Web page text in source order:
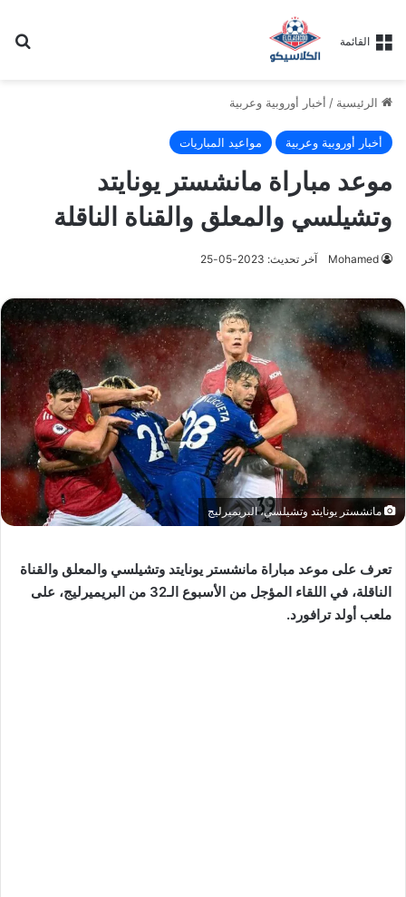
القائمة
الرئيسية / أخبار أوروبية وعربية
أخبار أوروبية وعربية مواعيد المباريات
موعد مباراة مانشستر يونايتد
وتشيلسي والمعلق والقناة الناقلة
Mohamed آخر تحديث: 2023-05-25
مانشستر يونايتد وتشيلسي، البريميرليج
تعرف على موعد مباراة مانشستر يونايتد وتشيلسي والمعلق والقناة
الناقلة، في اللقاء المؤجل من الأسبوع الـ32 من البريميرليج، على
ملعب أولد ترافورد.